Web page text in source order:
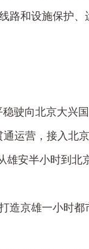
和设施保护
驶向北京大兴国
运营，接入北
安半小时到
京雄一小时